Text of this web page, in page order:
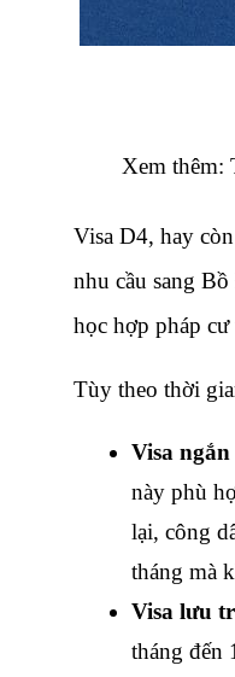
Xem thêm:
Visa D4, hay
nhu cầu sang
học hợp pháp
Tùy theo thời
Visa
này phù
lại, công
tháng mà
Visa lưu
tháng đến